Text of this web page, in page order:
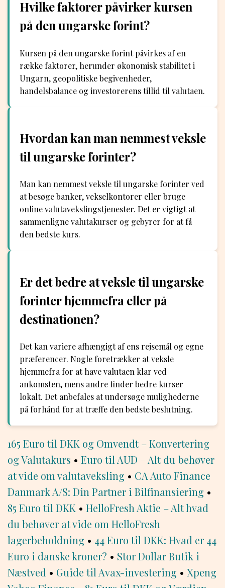
Hvilke faktorer påvirker kursen
på den ungarske forint?
Kursen på den ungarske forint påvirkes af en
række faktorer, herunder økonomisk stabilitet i
Ungarn, geopolitiske begivenheder,
handelsbalance og investorerens tillid til valutaen.
Hvordan kan man nemmest veksle
til ungarske forinter?
Man kan nemmest veksle til ungarske forinter ved
at besøge banker, vekselkontorer eller bruge
online valutavekslingstjenester. Det er vigtigt at
sammenligne valutakurser og gebyrer for at få
den bedste kurs.
Er det bedre at veksle til ungarske
forinter hjemmefra eller på
destinationen?
Det kan variere afhængigt af ens rejsemål og egne
præferencer. Nogle foretrækker at veksle
hjemmefra for at have valutaen klar ved
ankomsten, mens andre finder bedre kurser
lokalt. Det anbefales at undersøge mulighederne
på forhånd for at træffe den bedste beslutning.
165 Euro til DKK og Omvendt – Konvertering
og Valutakurs • Euro til AUD – Alt du behøver
at vide om valutaveksling • CA Auto Finance
Danmark A/S: Din Partner i Bilfinansiering •
85 Euro til DKK • HelloFresh Aktie – Alt hvad
du behøver at vide om HelloFresh
lagerbeholdning • 44 Euro til DKK: Hvad er 44
Euro i danske kroner? • Stor Dollar Butik i
Næstved • Guide til Avax-investering • Xpeng